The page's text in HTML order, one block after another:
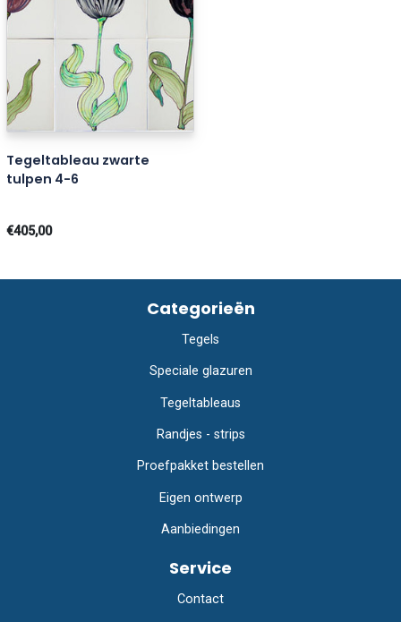
Tegeltableau zwarte
tulpen 4-6
€405,00
Categorieën
Tegels
Speciale glazuren
Tegeltableaus
Randjes - strips
Proefpakket bestellen
Eigen ontwerp
Aanbiedingen
Service
Contact